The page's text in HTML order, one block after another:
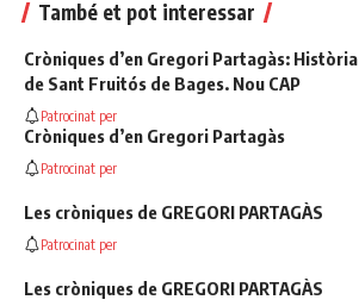
També et pot interessar
Cròniques d’en Gregori Partagàs: Història
de Sant Fruitós de Bages. Nou CAP
Patrocinat per
Cròniques d’en Gregori Partagàs
Patrocinat per
Les cròniques de GREGORI PARTAGÀS
Patrocinat per
Les cròniques de GREGORI PARTAGÀS